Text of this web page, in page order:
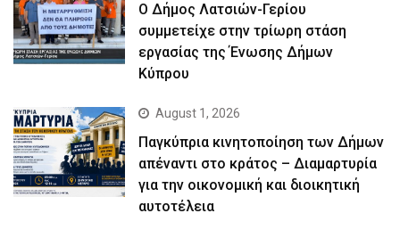
Ο Δήμος Λατσιών-Γερίου
συμμετείχε στην τρίωρη στάση
εργασίας της Ένωσης Δήμων
Κύπρου
August 1, 2026
Παγκύπρια κινητοποίηση των Δήμων
απέναντι στο κράτος – Διαμαρτυρία
για την οικονομική και διοικητική
αυτοτέλεια